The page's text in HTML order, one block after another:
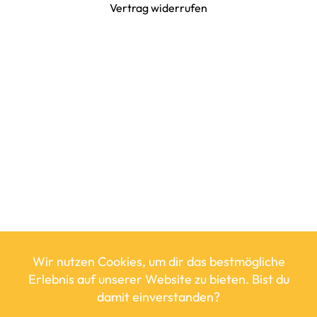
Vertrag widerrufen